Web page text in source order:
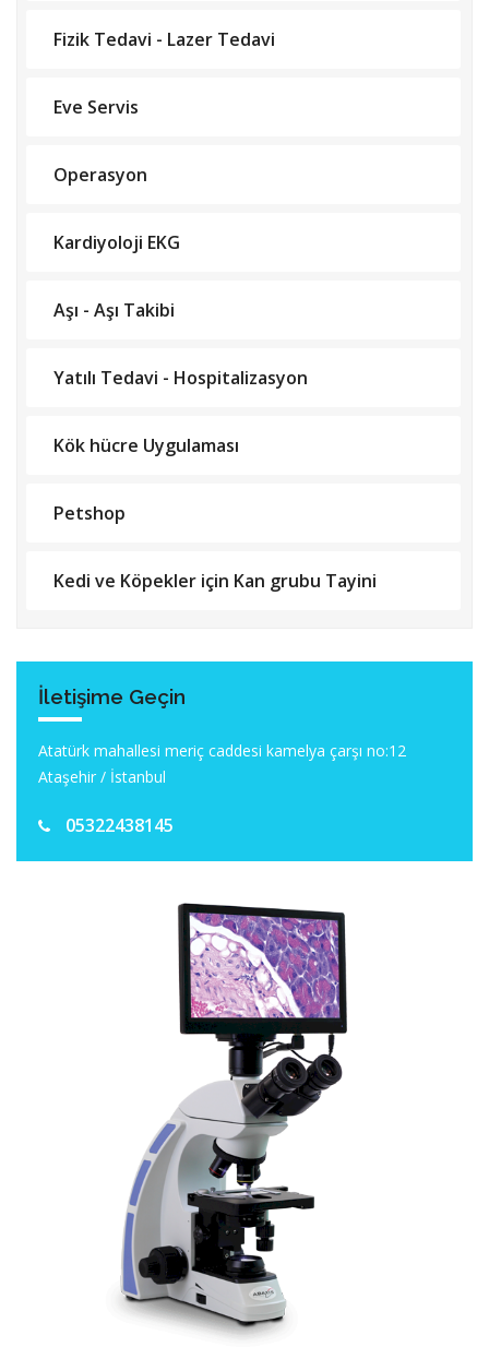
Fizik Tedavi - Lazer Tedavi
Eve Servis
Operasyon
Kardiyoloji EKG
Aşı - Aşı Takibi
Yatılı Tedavi - Hospitalizasyon
Kök hücre Uygulaması
Petshop
Kedi ve Köpekler için Kan grubu Tayini
İletişime Geçin
Atatürk mahallesi meriç caddesi kamelya çarşı no:12
Ataşehir / İstanbul
05322438145